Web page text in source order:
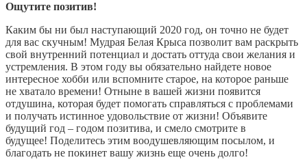
Ощутите позитив!
Каким бы ни был наступающий 2020 год, он точно не будет
для вас скучным! Мудрая Белая Крыса позволит вам раскрыть
свой внутренний потенциал и достать оттуда свои желания и
устремления. В этом году вы обязательно найдете новое
интересное хобби или вспомните старое, на которое раньше
не хватало времени! Отныне в вашей жизни появится
отдушина, которая будет помогать справляться с проблемами
и получать истинное удовольствие от жизни! Объявите
будущий год – годом позитива, и смело смотрите в
будущее! Поделитесь этим воодушевляющим посылом, и
благодать не покинет вашу жизнь еще очень долго!